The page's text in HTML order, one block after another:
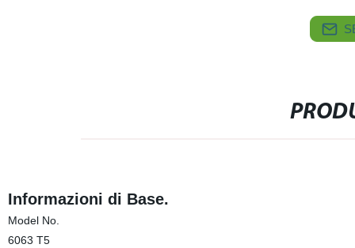
Informazioni di Base.
Model No.
6063 T5